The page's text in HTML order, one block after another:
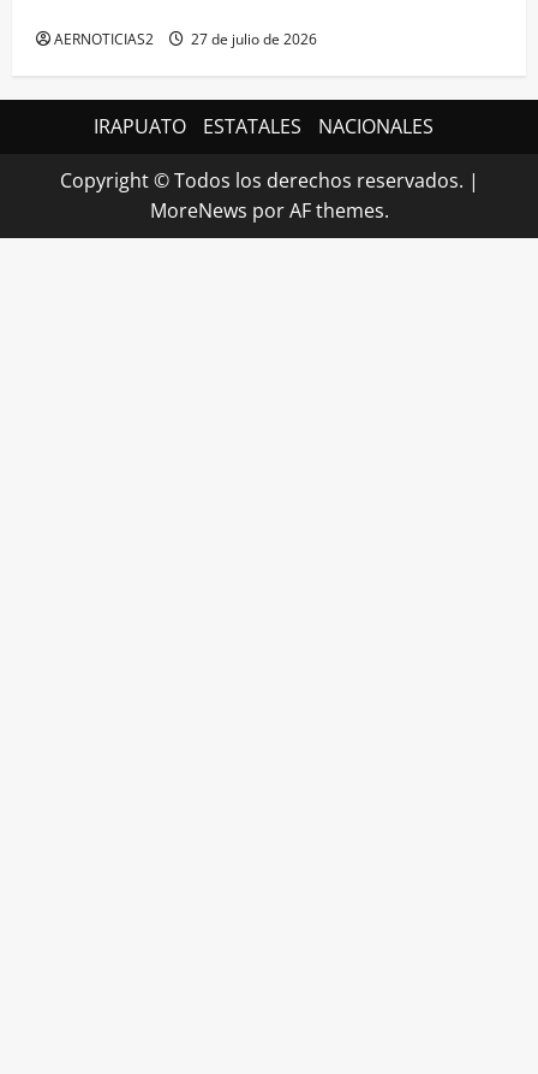
AERNOTICIAS2 27 de julio de 2026
IRAPUATO ESTATALES NACIONALES
Copyright © Todos los derechos reservados. |
MoreNews por AF themes.